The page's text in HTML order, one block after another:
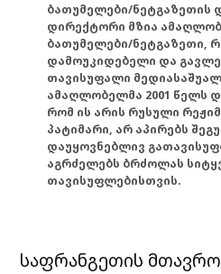
ბათუმელები/ნეტგაზეთის
დირექტორი მზია
ბათუმელები/ნეტგაზეთი,
დამოუკიდებელი და
თავისუფალი
ამაღლობელმა 2001 წელს
რომ ის არის რუსული
პატიმარი, არ აპირებს
დაუყოვნებლივ
აგრძელებს ბრძოლას
თავისუფლებისთვის.
საფრანგეთის